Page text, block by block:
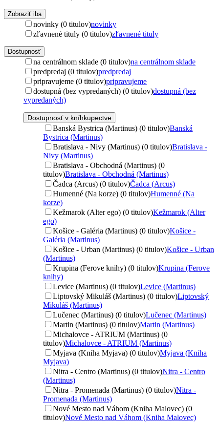
Zobraziť iba
novinky (0 titulov)novinky
zľavnené tituly (0 titulov)zľavnené tituly
Dostupnosť
na centrálnom sklade (0 titulov)na centrálnom sklade
predpredaj (0 titulov)predpredaj
pripravujeme (0 titulov)pripravujeme
dostupná (bez vypredaných) (0 titulov)dostupná (bez
vypredaných)
Dostupnosť v kníhkupectve
Banská Bystrica (Martinus) (0 titulov)Banská
Bystrica (Martinus)
Bratislava - Nivy (Martinus) (0 titulov)Bratislava -
Nivy (Martinus)
Bratislava - Obchodná (Martinus) (0
titulov)Bratislava - Obchodná (Martinus)
Čadca (Arcus) (0 titulov)Čadca (Arcus)
Humenné (Na korze) (0 titulov)Humenné (Na
korze)
Kežmarok (Alter ego) (0 titulov)Kežmarok (Alter
ego)
Košice - Galéria (Martinus) (0 titulov)Košice -
Galéria (Martinus)
Košice - Urban (Martinus) (0 titulov)Košice - Urban
(Martinus)
Krupina (Ferove knihy) (0 titulov)Krupina (Ferove
knihy)
Levice (Martinus) (0 titulov)Levice (Martinus)
Liptovský Mikuláš (Martinus) (0 titulov)Liptovský
Mikuláš (Martinus)
Lučenec (Martinus) (0 titulov)Lučenec (Martinus)
Martin (Martinus) (0 titulov)Martin (Martinus)
Michalovce - ATRIUM (Martinus) (0
titulov)Michalovce - ATRIUM (Martinus)
Myjava (Kniha Myjava) (0 titulov)Myjava (Kniha
Myjava)
Nitra - Centro (Martinus) (0 titulov)Nitra - Centro
(Martinus)
Nitra - Promenada (Martinus) (0 titulov)Nitra -
Promenada (Martinus)
Nové Mesto nad Váhom (Kniha Malovec) (0
titulov)Nové Mesto nad Váhom (Kniha Malovec)